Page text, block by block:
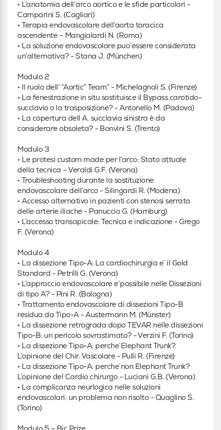
• L’anatomia dell‘arco aortico e le sfide particolari -
Camparini S. (Cagliari)
• Terapia endovascolare dell’aorta toracica
ascendente – Mangialardi N. (Roma)
• La soluzione endovascolare puo`essere considerata
un’alternativa? - Stana J. (München)
Modulo 2
• Il ruolo dell’ “Aortic” Team” - Michelagnoli S. (Firenze)
• La fenestrazione in situ sostituisce il Bypass carotido-
succlavio o la trasposizione? - Antonello M. (Padova)
• La copertura dell A. succlavia sinistra è da
considerare obsoleta? - Bonvini S. (Trento)
Modulo 3
• Le protesi custom made per l’arco: Stato attuale
della tecnica – Veraldi G.F. (Verona)
• Troubleshooting durante la sostituzione
endovascolare dell’arco - Silingardi R. (Modena)
• Accesso alternativo in pazienti con stenosi serrata
delle arterie iliache - Panuccio G. (Hamburg)
• L’accesso transapicale: Tecnica e indicazione - Grego
F. (Verona)
Modulo 4
• La dissezione Tipo-A: La cardiochirurgia e` il Gold
Standard - Petrilli G. (Verona)
• L’approccio endovascolare e`possibile nelle Dissezioni
di tipo A? - Pini R. (Bologna)
• Trattamento endovascolare di dissezioni Tipo-B
residua da Tipo-A - Austermann M. (Münster)
• La dissezione retrograda dopo TEVAR nelle dissezioni
Tipo-B: un pericolo sovrastimato? - Verzini F. (Torino)
• La dissezione Tipo-A: perche`Elephant Trunk?
L’opinione del Chir. Vascolare - Pulli R. (Firenze)
• La dissezione Tipo-A: perche`non Elephant Trunk?
L’opinione del Cardio chirurgo - Luciani G.B. (Verona)
• La complicanza neurlogica nelle soluzioni
endovascolari: un problema non risolto - Quaglino S.
(Torino)